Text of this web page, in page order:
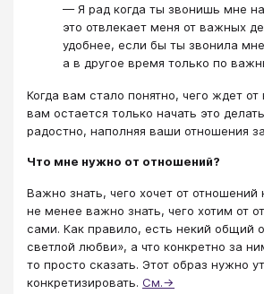
— Я рад когда ты звонишь мне
это отвлекает меня от важных
удобнее, если бы ты звонила
а в другое время только по
Когда вам стало понятно, чего ждет от
вам остается только начать это
радостно, наполняя ваши отношения
Что мне нужно от отношений?
Важно знать, чего хочет от отношений
не менее важно знать, чего хотим от
сами. Как правило, есть некий общий
светлой любви», а что конкретно за
то просто сказать. Этот образ нужно
конкретизировать. См.→